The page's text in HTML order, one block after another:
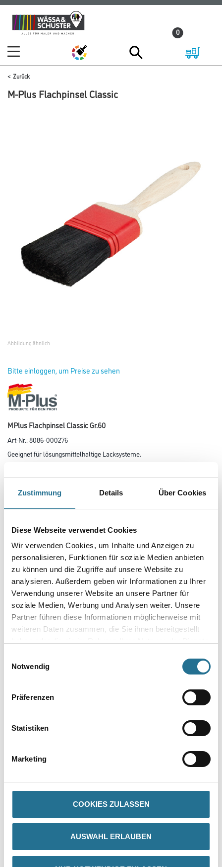
Zustimmung Details Über Cookies
Diese Webseite verwendet Cookies
Wir verwenden Cookies, um Inhalte und Anzeigen zu
personalisieren, Funktionen für soziale Medien anbieten
zu können und die Zugriffe auf unsere Website zu
analysieren. Außerdem geben wir Informationen zu Ihrer
Verwendung unserer Website an unsere Partner für
soziale Medien, Werbung und Analysen weiter. Unsere
Partner führen diese Informationen möglicherweise mit
weiteren Daten zusammen, die Sie ihnen bereitgestellt
Notwendig
Präferenzen
Statistiken
Marketing
COOKIES ZULASSEN
AUSWAHL ERLAUBEN
Zum
Inhalt
Zum
Navigationsmenü
0
Zurück
M-Plus Flachpinsel Classic
Abbildung ähnlich
Bitte einloggen, um Preise zu sehen
MPlus Flachpinsel Classic Gr.60
Art-Nr.:8086-000276
Geeignet für lösungsmittelhaltige Lacksysteme.
Größe
Stärke in millimeter
Borsten- / Haar-Länge in mm
PRODUKTEIGENSCHAFTEN
- Schwarze Borsten
- Vollverklebt in roten Kunststoff-Fassungen